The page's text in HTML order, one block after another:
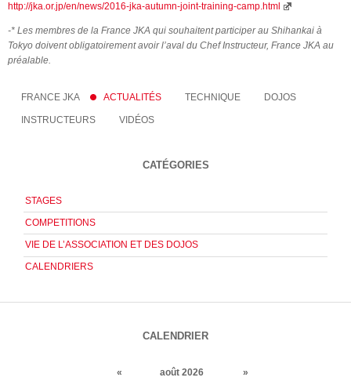
http://jka.or.jp/en/news/2016-jka-autumn-joint-training-camp.html
-* Les membres de la France JKA qui souhaitent participer au Shihankai à
Tokyo doivent obligatoirement avoir l’aval du Chef Instructeur, France JKA au
préalable.
FRANCE JKA ACTUALITÉS TECHNIQUE DOJOS
INSTRUCTEURS VIDÉOS
CATÉGORIES
STAGES
COMPETITIONS
VIE DE L’ASSOCIATION ET DES DOJOS
CALENDRIERS
CALENDRIER
« août 2026
»